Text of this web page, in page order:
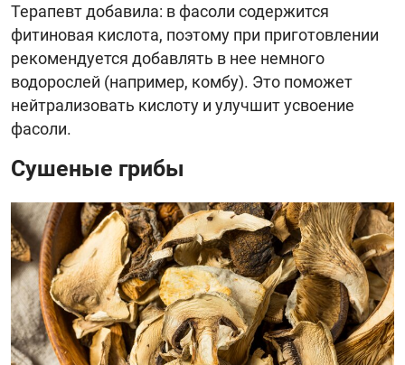
Терапевт добавила: в фасоли содержится
фитиновая кислота, поэтому при приготовлении
рекомендуется добавлять в нее немного
водорослей (например, комбу). Это поможет
нейтрализовать кислоту и улучшит усвоение
фасоли.
Сушеные грибы